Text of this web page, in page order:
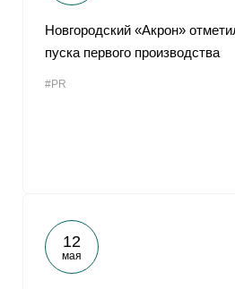
Новгородский «Акрон»
пуска первого производства
#PR
12
мая